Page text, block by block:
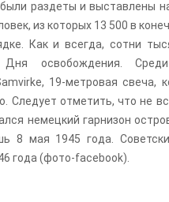
раздеты и выставлены
из которых 13 500 в
Как и всегда, сотни
освобождения.
19-метровая свеча,
Следует отметить, что не
немецкий гарнизон
8 мая 1945 года.
года (фото-facebook).